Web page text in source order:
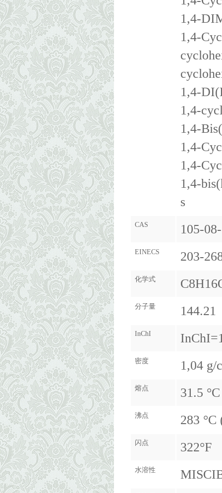
1,4-
1,4-
1,4-
1,4-
1,4-
1,4-
1,4-
1,4-
s
CAS 105-
EINECS 203-
化学式
分子量 144.21
InChI
密度 1,04 g/
熔点 31.5 °C
沸点 283
闪点 322°F
水溶性